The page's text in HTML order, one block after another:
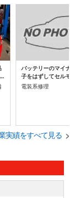
バッテリーのマイナ
子をはずしてセルモ
ーのロックボルトを
のためリビルト品の
モーターに交換しま
た。
電装系修理
実績をすべて見る